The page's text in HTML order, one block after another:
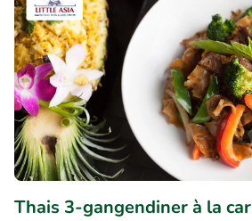
Thais 3-gangendiner à la